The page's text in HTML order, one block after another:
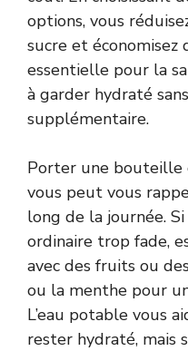
options, vous
sucre et économisez
essentielle pour la
à garder hydraté
supplémentaire.
Porter une bouteille
vous peut vous
long de la journée.
ordinaire trop fade,
avec des fruits ou
ou la menthe pour
L’eau potable vous
rester hydraté, mais